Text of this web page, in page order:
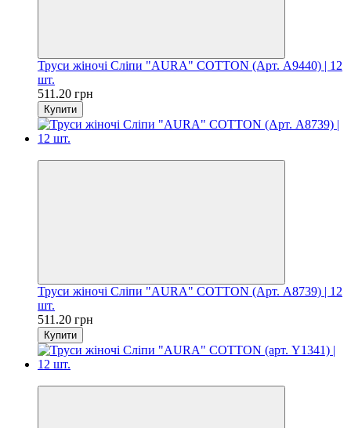
Труси жіночі Сліпи "AURA" COTTON (Арт. A9440) | 12
шт.
511.20 грн
Купити
Труси жіночі Сліпи "AURA" COTTON (Арт. A8739) | 12
шт.
511.20 грн
Купити